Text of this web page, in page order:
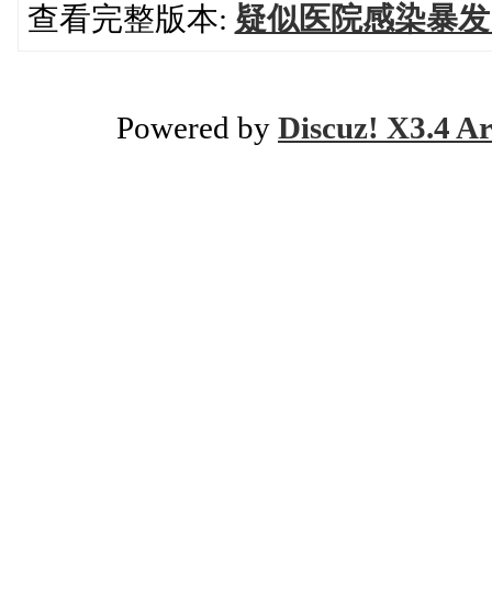
查看完整版本: 疑似医院感染暴
Powered by Discuz! X3.4